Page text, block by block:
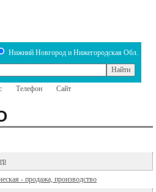
Нижний Новгород и Нижегородская Обл.
Телефон Сайт
- продажа, производство